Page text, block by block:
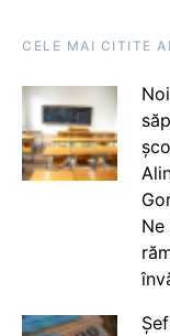
CELE MAI CITITE